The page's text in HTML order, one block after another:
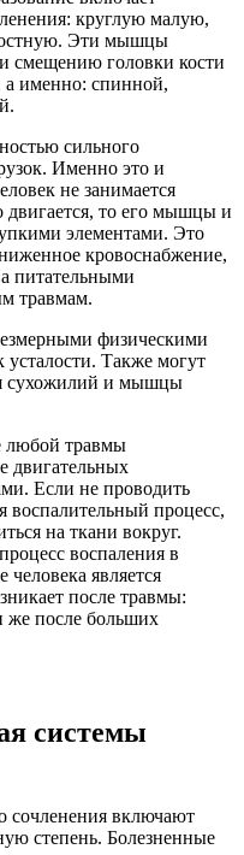
круглую малую,
Эти мышцы
смещению головки кости
именно: спинной,
сильного
Именно это и
не занимается
то его мышцы и
элементами. Это
кровоснабжение,
питательными
травмам.
физическими
усталости. Также могут
сухожилий и мышцы
любой травмы
двигательных
Если не проводить
воспалительный процесс,
на ткани вокруг.
воспаления в
является
после травмы:
после больших
системы
сочленения включают
степень. Болезненные